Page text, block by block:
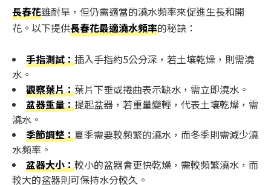
長春花雖耐旱，但仍需適當的澆水頻率來促進生長和開
花。以下提供長春花最適澆水頻率的秘訣：
手指測試：插入手指約5公分深，若土壤乾燥，則需澆
水。
觀察葉片：葉片下垂或捲曲表示缺水，需立即澆水。
盆器重量：提起盆器，若重量變輕，代表土壤乾燥，需
澆水。
季節調整：夏季需要較頻繁的澆水，而冬季則需減少澆
水頻率。
盆器大小：較小的盆器會更快乾燥，需較頻繁澆水，而
較大的盆器則可保持水分較久。